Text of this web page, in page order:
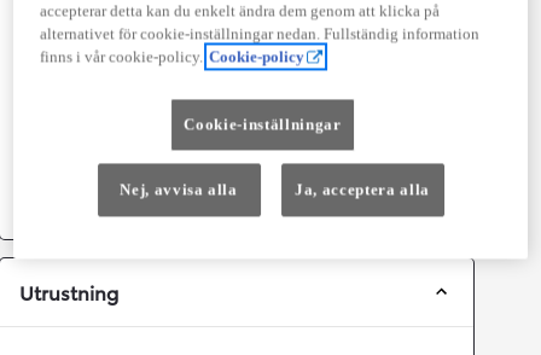
Topphastighet 180 km/h
Acceleration 0-100km/h
Automat
Utrustning
accepterar detta kan du enkelt ändra dem genom att klicka på
alternativet för cookie-inställningar nedan. Fullständig information
finns i vår cookie-policy. Cookie-policy
Cookie-inställningar
Nej, avvisa alla Ja, acceptera alla